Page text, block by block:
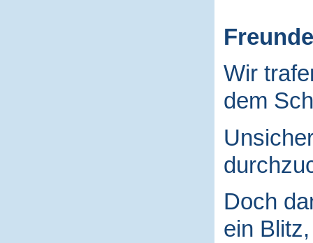
Freunde
Wir
dem
Doch
ein Blitz,